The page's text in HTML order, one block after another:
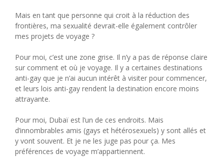
Mais en tant que personne qui croit à la réduction des
frontières, ma sexualité devrait-elle également contrôler
mes projets de voyage ?
Pour moi, c’est une zone grise. Il n’y a pas de réponse claire
sur comment et où je voyage. Il y a certaines destinations
anti-gay que je n’ai aucun intérêt à visiter pour commencer,
et leurs lois anti-gay rendent la destination encore moins
attrayante.
Pour moi, Dubaï est l’un de ces endroits. Mais
d’innombrables amis (gays et hétérosexuels) y sont allés et
y vont souvent. Et je ne les juge pas pour ça. Mes
préférences de voyage m’appartiennent.